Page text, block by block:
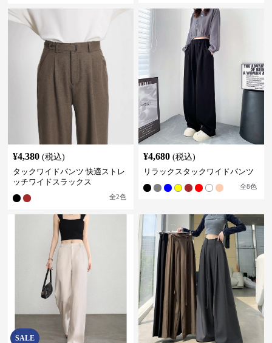
¥4,380 (税込)
タックワイドパンツ 快適ストレ
ッチワイドスラックス
全2色
¥4,680 (税込)
リラックスタックワイドパンツ
全8色
SALE